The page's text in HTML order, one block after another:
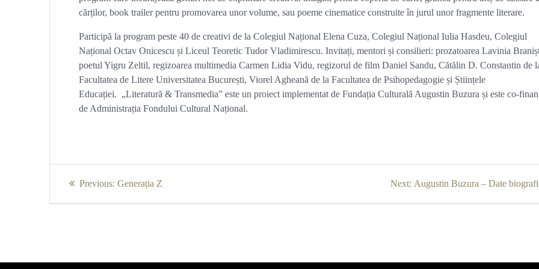
cărților, book trailer pentru promovarea unor volume, sau poeme cinematice construite în jurul unor fragmente literare.
Participă la program peste 40 de creativi de la Colegiul Național Elena Cuza, Colegiul Național Iulia Hasdeu, Colegiul
Național Octav Onicescu și Liceul Teoretic Tudor Vladimirescu. Invitați, mentori și consilieri: prozatoarea Lavinia
poetul Yigru Zeltil, regizoarea multimedia Carmen Lidia Vidu, regizorul de film Daniel Sandu, Cătălin D. Constantin de
Facultatea de Litere Universitatea București, Viorel Agheană de la Facultatea de Psihopedagogie și Științele
Educației. „Literatură & Transmedia” este un proiect implementat de Fundația Culturală Augustin Buzura și este co-
de Administrația Fondului Cultural Național.
Navigare
în
Previous: Previous
Generația Z Next: Next
Augustin Buzura – Date